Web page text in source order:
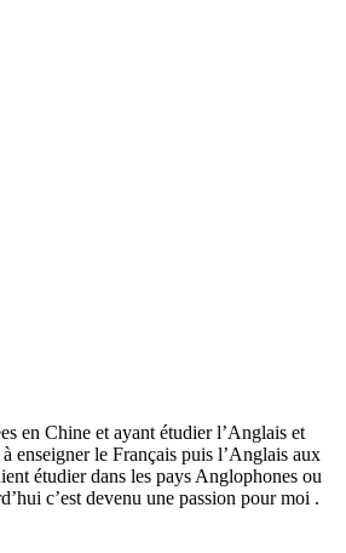
en Chine et ayant étudier l’Anglais et
enseigner le Français puis l’Anglais aux
étudier dans les pays Anglophones ou
c’est devenu une passion pour moi .